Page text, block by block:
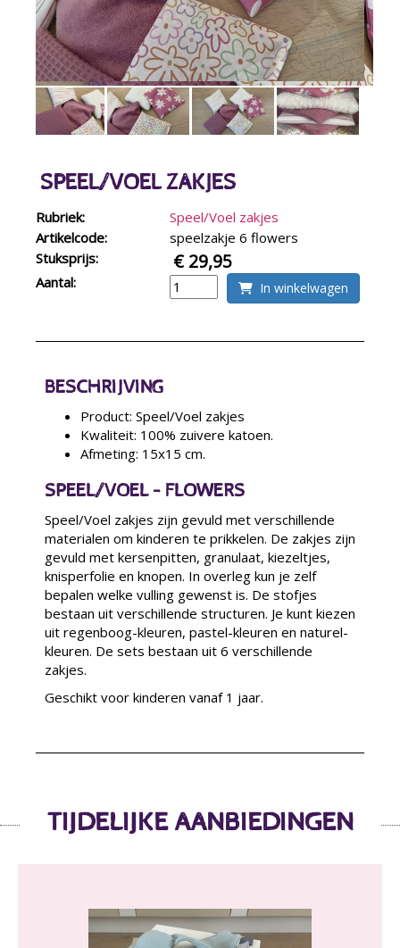
SPEEL/VOEL ZAKJES
Rubriek:
Speel/Voel zakjes
Artikelcode:
speelzakje 6 flowers
Stuksprijs:
€ 29,95
Aantal: In winkelwagen
BESCHRIJVING
Product: Speel/Voel zakjes
Kwaliteit: 100% zuivere katoen.
Afmeting: 15x15 cm.
SPEEL/VOEL - FLOWERS
Speel/Voel zakjes zijn gevuld met verschillende
materialen om kinderen te prikkelen. De zakjes zijn
gevuld met kersenpitten, granulaat, kiezeltjes,
knisperfolie en knopen. In overleg kun je zelf
bepalen welke vulling gewenst is. De stofjes
bestaan uit verschillende structuren. Je kunt kiezen
uit regenboog-kleuren, pastel-kleuren en naturel-
kleuren. De sets bestaan uit 6 verschillende
zakjes.
Geschikt voor kinderen vanaf 1 jaar.
TIJDELIJKE AANBIEDINGEN